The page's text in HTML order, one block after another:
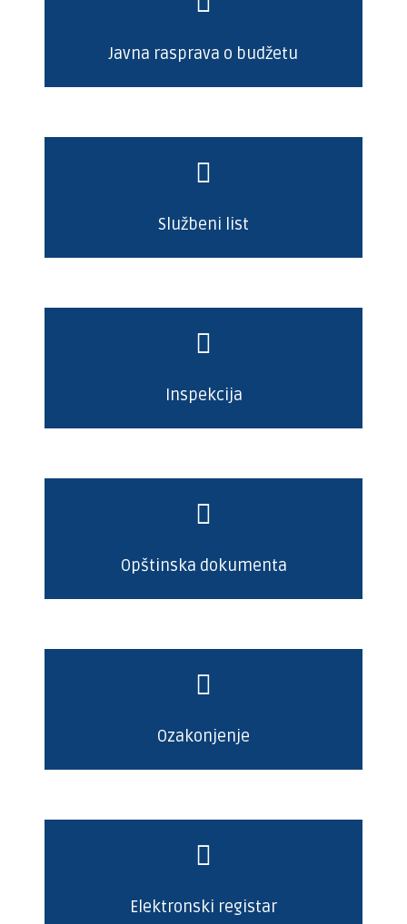
Javna rasprava o budžetu
Službeni list
Inspekcija
Opštinska dokumenta
Ozakonjenje
Elektronski registar